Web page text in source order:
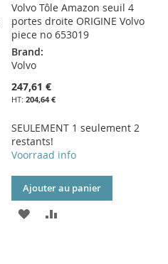
Volvo Tôle Amazon seuil 4
portes droite ORIGINE Volvo
piece no 653019
Brand:
Volvo
247,61 €
204,64 €
SEULEMENT 1 seulement 2
restants!
Voorraad info
Ajouter au panier
AJOUTER